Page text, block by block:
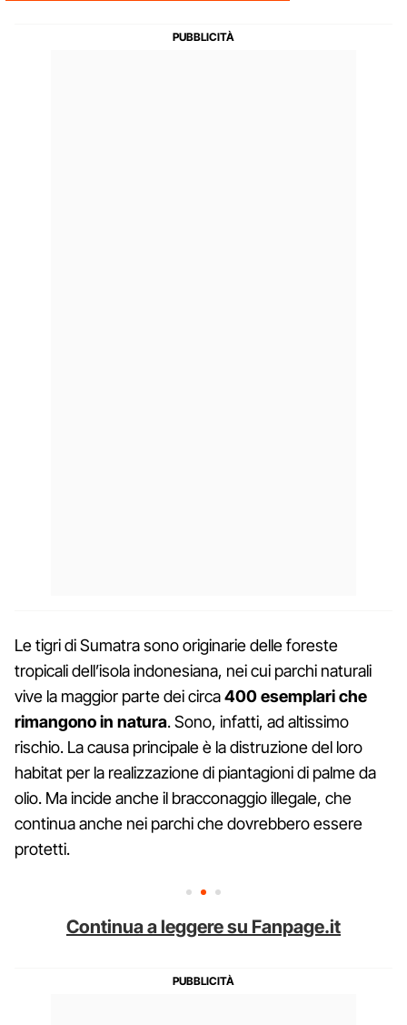
Le tigri di Sumatra sono originarie delle foreste
tropicali dell’isola indonesiana, nei cui parchi naturali
vive la maggior parte dei circa400 esemplari che
rimangono in natura. Sono, infatti, ad altissimo
rischio. La causa principale è la distruzione del loro
habitat per la realizzazione di piantagioni di palme da
olio. Ma incide anche il bracconaggio illegale, che
continua anche nei parchi che dovrebbero essere
protetti.
Continua a leggere su Fanpage.it